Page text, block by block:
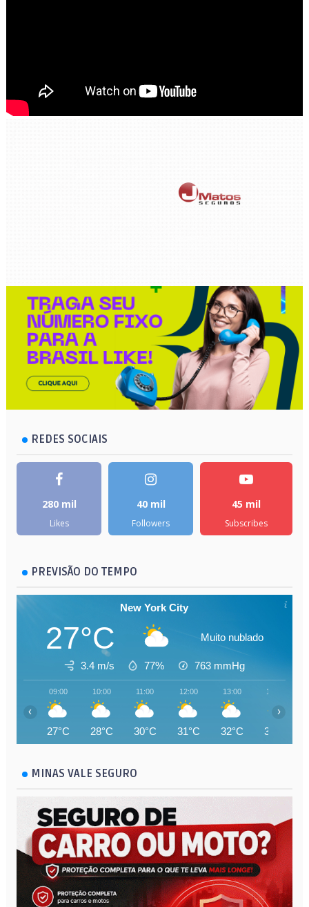
REDES SOCIAIS
280 mil
Likes
40 mil
Followers
45 mil
Subscribes
PREVISÃO DO TEMPO
New York City
27°C Muito nublado
3.4 m/s 77% 763 mmHg
09:00
27°C
10:00
28°C
11:00
30°C
12:00
31°C
13:00
32°C
14:00
32°C
‹ ›
MINAS VALE SEGURO